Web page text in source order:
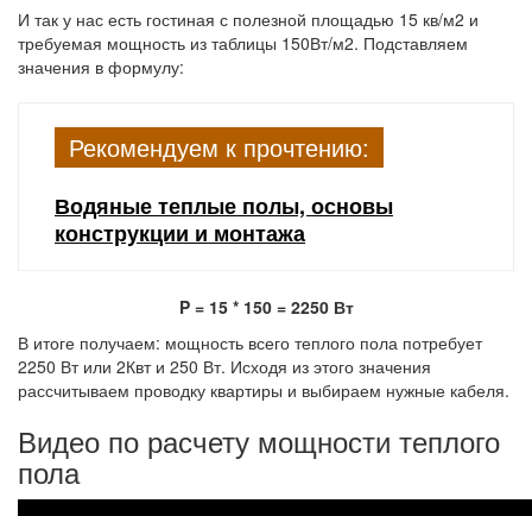
И так у нас есть гостиная с полезной площадью 15 кв/м2 и
требуемая мощность из таблицы 150Вт/м2. Подставляем
значения в формулу:
Рекомендуем к прочтению:
Водяные теплые полы, основы
конструкции и монтажа
P = 15 * 150 = 2250 Вт
В итоге получаем: мощность всего теплого пола потребует
2250 Вт или 2Квт и 250 Вт. Исходя из этого значения
рассчитываем проводку квартиры и выбираем нужные кабеля.
Видео по расчету мощности теплого
пола